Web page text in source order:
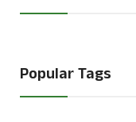
Popular Tags